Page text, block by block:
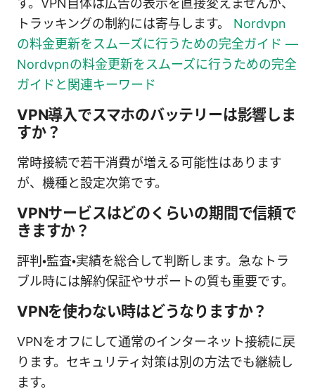
す。VPN自体は広告の表示を直接変えませんが、
トラッキングの制約には寄与します。 Nordvpn
の料金更新をスムーズに行うための完全ガイド —
Nordvpnの料金更新をスムーズに行うための完全
ガイドと関連キーワード
VPN導入でスマホのバッテリーは影響しま
すか？
常時接続で若干消費が増える可能性はあります
が、機種と設定次第です。
VPNサービスはどのくらいの期間で信頼で
きますか？
評判・監査・実績を総合して判断します。急なトラ
ブル時には解約保証やサポートの質も重要です。
VPNを使わない時はどうなりますか？
VPNをオフにして通常のインターネット接続に戻
ります。セキュリティ対策は別の方法でも継続し
ます。